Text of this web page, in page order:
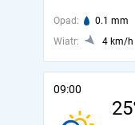
Opad: 0.1 mm
Wiatr:
4 km/h
09:00